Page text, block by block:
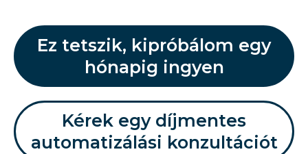
Ez tetszik, kipróbálom egy
hónapig ingyen
Kérek egy díjmentes
automatizálási konzultációt